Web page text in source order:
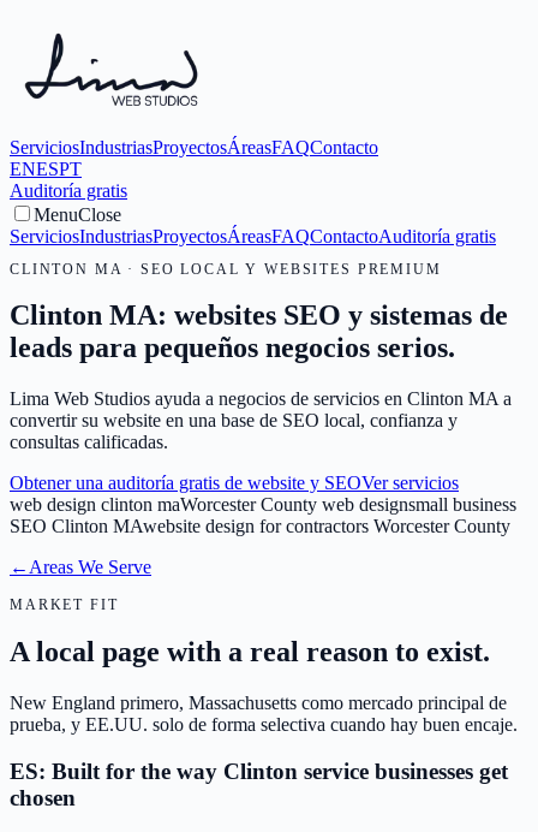
ServiciosIndustriasProyectosÁreasFAQContacto
ENESPT
Auditoría gratis
MenuClose
ServiciosIndustriasProyectosÁreasFAQContactoAuditoría gratis
CLINTON MA · SEO LOCAL Y WEBSITES PREMIUM
Clinton MA: websites SEO y sistemas de
leads para pequeños negocios serios.
Lima Web Studios ayuda a negocios de servicios en Clinton MA a
convertir su website en una base de SEO local, confianza y
consultas calificadas.
Obtener una auditoría gratis de website y SEOVer servicios
web design clinton maWorcester County web designsmall business
SEO Clinton MAwebsite design for contractors Worcester County
← Areas We Serve
MARKET FIT
A local page with a real reason to exist.
New England primero, Massachusetts como mercado principal de
prueba, y EE.UU. solo de forma selectiva cuando hay buen encaje.
ES: Built for the way Clinton service businesses get
chosen